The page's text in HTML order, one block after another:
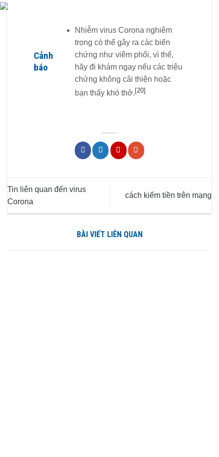
Cảnh
báo
Nhiễm virus Corona nghiêm
trọng có thể gây ra các biến
chứng như viêm phổi, vì thế,
hãy đi khám ngay nếu các triệu
chứng không cải thiện hoặc
bạn thấy khó thở. [20]
Tin liên quan đến virus
Corona
cách kiếm tiền trên mạng
BÀI VIẾT LIÊN QUAN